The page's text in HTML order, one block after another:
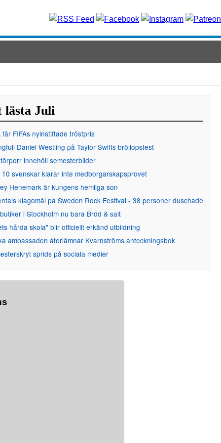
lästa Juli
får FIFAs nyinstiftade tröstpris
Daniel Westling på Taylor Swifts bröllopsfest
innehöll semesterbilder
10 svenskar klarar inte medborgarskapsprovet
Henemark är kungens hemliga son
klagomål på Sweden Rock Festival - 38 personer duschade
i Stockholm nu bara Bröd & salt
hårda skola" blir officiellt erkänd utbildning
ambassaden återlämnar Kvarnströms anteckningsbok
sprids på sociala medier